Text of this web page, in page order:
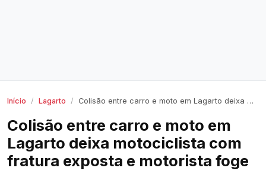
Início Lagarto Colisão entre carro e moto em Lagarto deixa motociclista com fratura exposta e motorista foge
Colisão entre carro e moto em
Lagarto deixa motociclista com
fratura exposta e motorista foge